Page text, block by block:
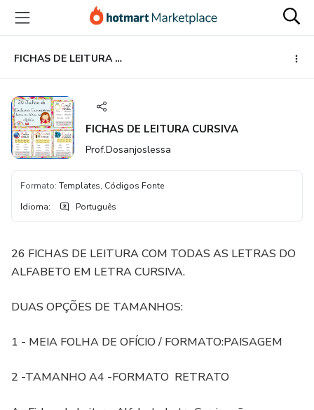
para
conteúdo
principal
para
pagamento
para
rodapé
FICHAS DE LEITURA CURSIVA
FICHAS DE LEITURA CURSIVA
Prof.Dosanjoslessa
Formato: Templates, Códigos Fonte
Idioma: Português
26 FICHAS DE LEITURA COM TODAS AS LETRAS DO
ALFABETO EM LETRA CURSIVA.
DUAS OPÇÕES DE TAMANHOS:
1 - MEIA FOLHA DE OFÍCIO / FORMATO:PAISAGEM
2 -TAMANHO A4 -FORMATO RETRATO